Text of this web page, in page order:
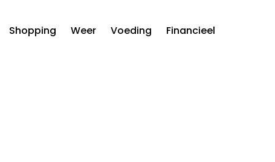
Shopping Weer Voeding Financieel